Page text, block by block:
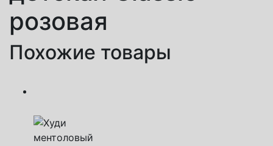
розовая
Похожие товары